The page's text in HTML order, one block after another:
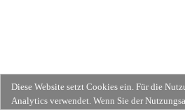
Diese Website setzt Cookies ein. Für die
Analytics verwendet. Wenn Sie der